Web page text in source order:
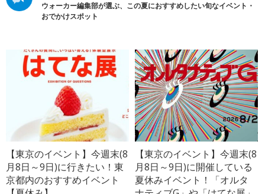
ウォーカー編集部が選ぶ、この夏におすすめしたい旬なイベント・
おでかけスポット
【東京のイベント】今週末(8
月8日～9日)に行きたい！東
京都内のおすすめイベント
【東京のイベント】今週末(8
月8日～9日)に開催している
夏休みイベント！「オルタ